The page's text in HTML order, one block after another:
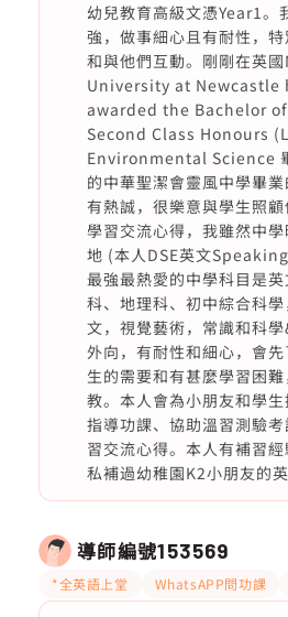
幼兒教育高級文憑Year1。
強，做事細心且有耐性，
和與他們互動。剛剛在英
University at Newcastle
awarded the Bachelor
Second Class Honours
Environmental Science
的中華聖潔會靈風中學畢
有熱誠，很樂意與學生照
學習交流心得，我雖然中
地 (本人DSE英文
最強最熱愛的中學科目是
科、地理科、初中綜合科
文，視覺藝術，常識和科
外向，有耐性和細心，會
生的需要和有甚麼學習困
教。本人會為小朋友和學生
指導功課、協助溫習測驗
習交流心得。本人有補習
私補過幼稚園K2小朋友的英
導師編號153569
*全英語上堂 WhatsAPP問功課